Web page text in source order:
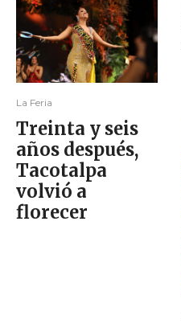
La Feria
Treinta y seis
años después,
Tacotalpa
volvió a
florecer